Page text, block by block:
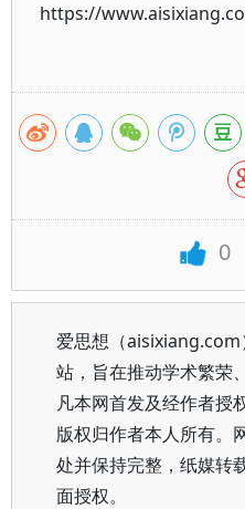
https://
0
爱思想（aisixiang.com
站，旨在推动学术繁荣
凡本网首发及经作者授
版权归作者本人所有。
处并保持完整，纸媒转
面授权。